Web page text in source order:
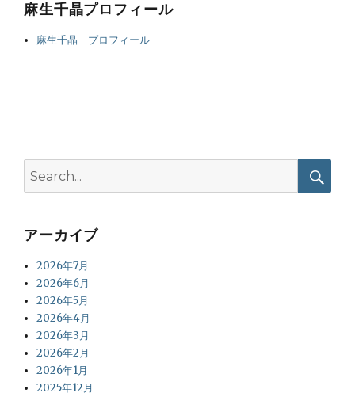
麻生千晶プロフィール
麻生千晶 プロフィール
for:
アーカイブ
2026年7月
2026年6月
2026年5月
2026年4月
2026年3月
2026年2月
2026年1月
2025年12月